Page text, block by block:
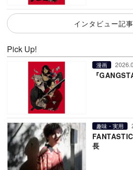
インタビュー記
Pick Up!
漫画
『
趣味・実用
長